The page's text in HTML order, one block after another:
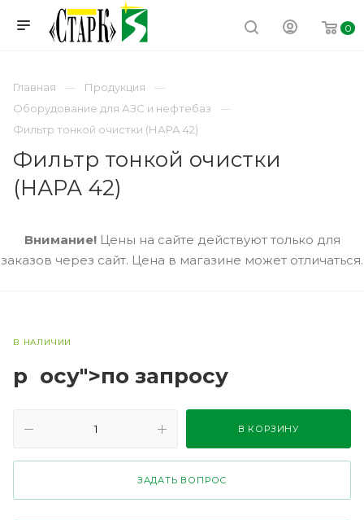
0
Главная
Продукция
Оборудование для АЗС и нефтебаз
Фильтр тонкой очистки (НАРА 42)
Фильтр тонкой очистки
(НАРА 42)
Внимание!Цены на сайте действуют только для
заказов через сайт. Цена в магазине может отличаться.
В НАЛИЧИИ
р осу">по запросу
В КОРЗИНУ
ЗАДАТЬ ВОПРОС